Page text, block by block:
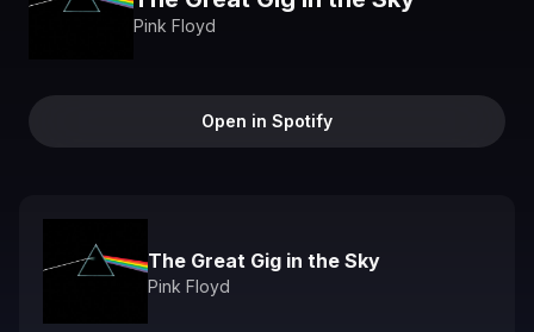
Pink Floyd
Open in Spotify
The Great Gig in the Sky
Pink Floyd